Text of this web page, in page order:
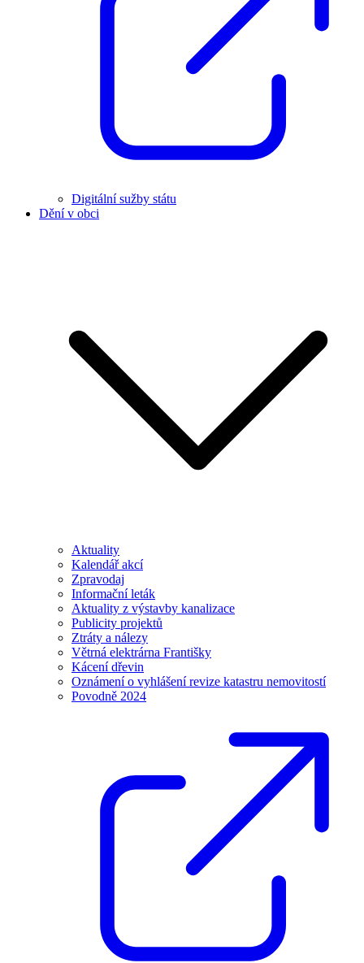
Digitální sužby státu
Dění v obci
Aktuality
Kalendář akcí
Zpravodaj
Informační leták
Aktuality z výstavby kanalizace
Publicity projektů
Ztráty a nálezy
Větrná elektrárna Františky
Kácení dřevin
Oznámení o vyhlášení revize katastru nemovitostí
Povodně 2024